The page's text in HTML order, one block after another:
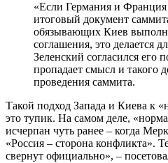
«Если Германия и Франция
итоговый документ
обязывающих Киев
соглашения, это делается
Зеленский согласился его
пропадает смысл и такого
проведения саммита.
Такой подход Запада и Киева к
это тупик. На самом деле,
исчерпан чуть ранее – когда
«Россия – сторона конфликта».
свернут официально», –